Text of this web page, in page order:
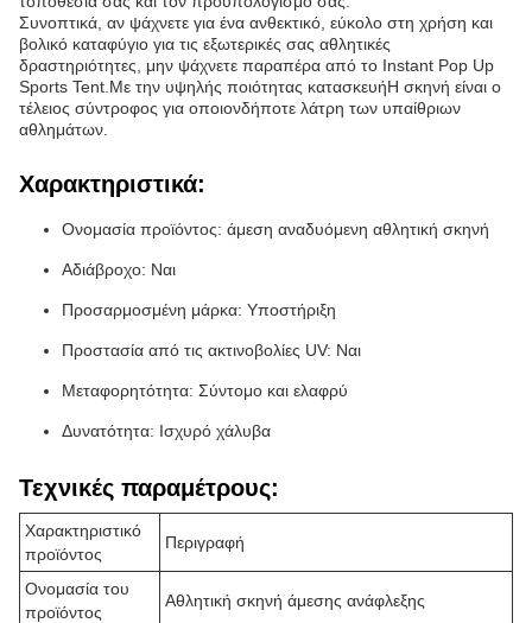
Συνοπτικά, αν ψάχνετε για ένα ανθεκτικό, εύκολο στη χρήση και
βολικό καταφύγιο για τις εξωτερικές σας αθλητικές
δραστηριότητες, μην ψάχνετε παραπέρα από το Instant Pop Up
Sports Tent.Με την υψηλής ποιότητας κατασκευήΗ σκηνή είναι ο
τέλειος σύντροφος για οποιονδήποτε λάτρη των υπαίθριων
αθλημάτων.
Χαρακτηριστικά:
Ονομασία προϊόντος: άμεση αναδυόμενη αθλητική σκηνή
Αδιάβροχο: Ναι
Προσαρμοσμένη μάρκα: Υποστήριξη
Προστασία από τις ακτινοβολίες UV: Ναι
Μεταφορητότητα: Σύντομο και ελαφρύ
Δυνατότητα: Ισχυρό χάλυβα
Τεχνικές παραμέτρους:
Χαρακτηριστικό
προϊόντος
Περιγραφή
Ονομασία του
προϊόντος
Αθλητική σκηνή άμεσης ανάφλεξης